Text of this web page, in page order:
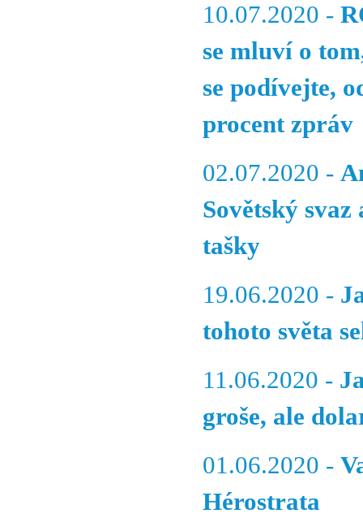
10.07.2020 -
se mluví o
se podívejte,
procent zpráv
02.07.2020 -
Sovětský
tašky
19.06.2020 -
tohoto světa
11.06.2020 -
groše, ale
01.06.2020 -
Hérostrata